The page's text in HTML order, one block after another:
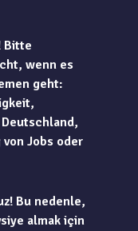
Bitte
wenn es
geht:
Jobs oder
Bu nedenle,
almak için